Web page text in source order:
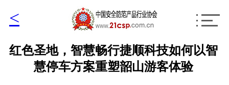
<
红色圣地，智慧畅行捷顺科技如何以智
慧停车方案重塑韶山游客体验